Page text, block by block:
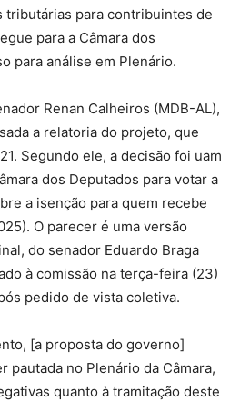
tributárias para contribuintes de
para a Câmara dos
para análise em Plenário.
Renan Calheiros (MDB-AL),
a relatoria do projeto, que
Segundo ele, a decisão foi uam
dos Deputados para votar a
a isenção para quem recebe
O parecer é uma versão
do senador Eduardo Braga
à comissão na terça-feira (23)
pedido de vista coletiva.
[a proposta do governo]
pautada no Plenário da Câmara,
quanto à tramitação deste